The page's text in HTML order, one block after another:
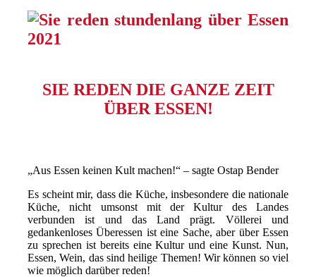
SIE REDEN DIE GANZE ZEIT
ÜBER ESSEN!
„Aus Essen keinen Kult machen!“ – sagte Ostap Bender
Es scheint mir, dass die Küche, insbesondere die nationale
Küche, nicht umsonst mit der Kultur des Landes
verbunden ist und das Land prägt. Völlerei und
gedankenloses Überessen ist eine Sache, aber über Essen
zu sprechen ist bereits eine Kultur und eine Kunst. Nun,
Essen, Wein, das sind heilige Themen! Wir können so viel
wie möglich darüber reden!